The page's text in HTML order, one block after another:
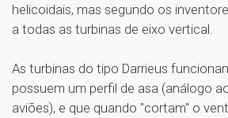
helicoidais, mas segundo os
a todas as turbinas de eixo vertical.
As turbinas do tipo Darrieus
possuem um perfil de asa (análogo
aviões), e que quando "cortam" o